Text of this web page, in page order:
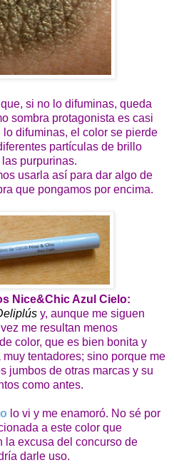
si no lo difuminas, queda
sombra protagonista es casi
difuminas, el color se pierde
partículas de brillo
purpurinas.
usarla así para dar algo de
que pongamos por encima.
Nice&Chic Azul Cielo:
y, aunque me siguen
me resultan menos
color, que es bien bonita y
tentadores; sino porque me
jumbos de otras marcas y su
como antes.
lo vi y me enamoró. No sé por
a este color que
la excusa del concurso de
darle uso.